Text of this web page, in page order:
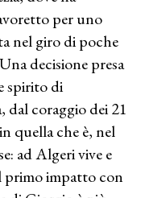
per uno
nel giro di poche
decisione presa
spirito di
dal coraggio dei 21
quella che è, nel
ad Algeri vive e
primo impatto con